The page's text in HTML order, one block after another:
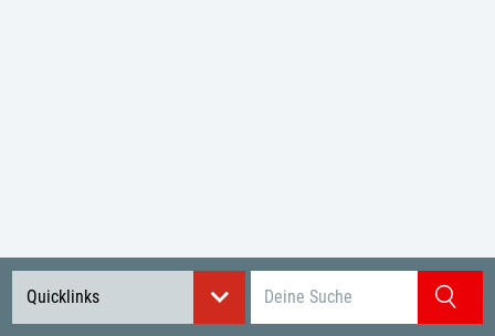
Quicklinks
Suchbegriff eingeben